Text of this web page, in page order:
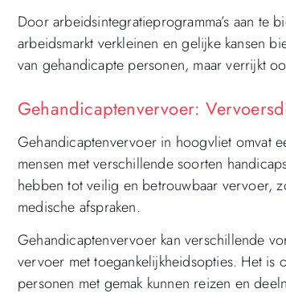
Door arbeidsintegratieprogramma’s aan
arbeidsmarkt verkleinen en gelijke kansen
van gehandicapte personen, maar verrijkt
Gehandicaptenvervoer:
Gehandicaptenvervoer in hoogvliet omvat
mensen met verschillende soorten
hebben tot veilig en betrouwbaar vervoer,
medische afspraken.
Gehandicaptenvervoer kan verschillende
vervoer met toegankelijkheidsopties. Het
personen met gemak kunnen reizen en